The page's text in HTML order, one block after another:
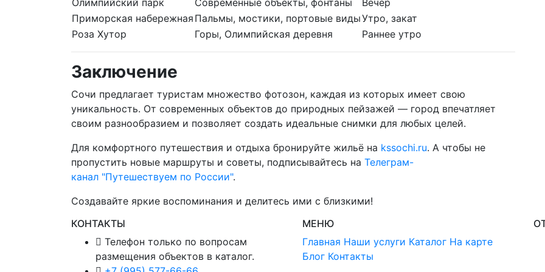
Приморская набережная Пальмы, мостики, портовые видыУтро, закат
Роза Хутор
Горы, Олимпийская деревня Раннее утро
Заключение
Сочи предлагает туристам множество фотозон, каждая из которых имеет свою
уникальность. От современных объектов до природных пейзажей — город впечатляет
своим разнообразием и позволяет создать идеальные снимки для любых целей.
Для комфортного путешествия и отдыха бронируйте жильё на kssochi.ru. А чтобы не
пропустить новые маршруты и советы, подписывайтесь на Телеграм-
канал "Путешествуем по России".
Создавайте яркие воспоминания и делитесь ими с близкими!
КОНТАКТЫ
Телефон только по вопросам
размещения объектов в каталог.
МЕНЮ
Главная Наши услуги Каталог На карте
Блог Контакты